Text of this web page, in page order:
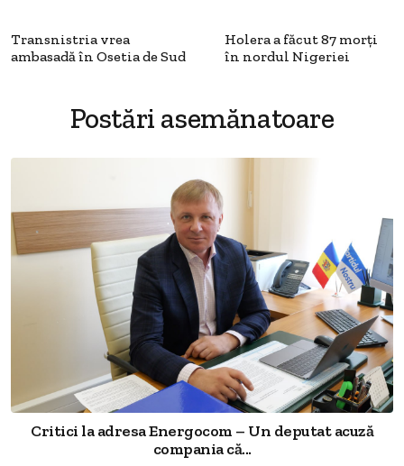
Transnistria vrea
ambasadă în Osetia de Sud
Holera a făcut 87 morţi
în nordul Nigeriei
Postări asemănatoare
Critici la adresa Energocom – Un deputat acuză
compania că...